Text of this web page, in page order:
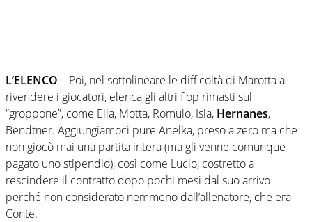
L’ELENCO – Poi, nel sottolineare le difficoltà di Marotta a
rivendere i giocatori, elenca gli altri flop rimasti sul
“groppone”, come Elia, Motta, Romulo, Isla, Hernanes,
Bendtner. Aggiungiamoci pure Anelka, preso a zero ma che
non giocò mai una partita intera (ma gli venne comunque
pagato uno stipendio), così come Lucio, costretto a
rescindere il contratto dopo pochi mesi dal suo arrivo
perché non considerato nemmeno dall’allenatore, che era
Conte.